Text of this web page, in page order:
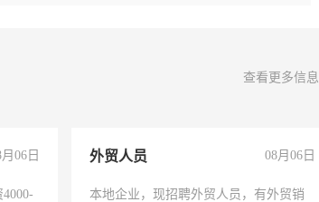
查看更多信息
06日 外贸人员 08月06日
本地企业，现招聘外贸人员，有外贸销